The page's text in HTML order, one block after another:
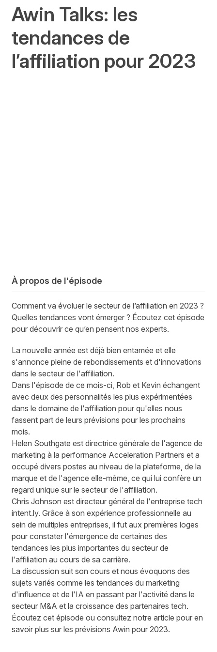
Awin Talks: les
tendances de
l’affiliation pour 2023
À propos de l'épisode
Comment va évoluer le secteur de l’affiliation en 2023 ?
Quelles tendances vont émerger ? Écoutez cet épisode
pour découvrir ce qu’en pensent nos experts.
La nouvelle année est déjà bien entamée et elle
s'annonce pleine de rebondissements et d'innovations
dans le secteur de l'affiliation.
Dans l'épisode de ce mois-ci, Rob et Kevin échangent
avec deux des personnalités les plus expérimentées
dans le domaine de l'affiliation pour qu'elles nous
fassent part de leurs prévisions pour les prochains
mois.
Helen Southgate est directrice générale de l'agence de
marketing à la performance Acceleration Partners et a
occupé divers postes au niveau de la plateforme, de la
marque et de l'agence elle-même, ce qui lui confère un
regard unique sur le secteur de l'affiliation.
Chris Johnson est directeur général de l'entreprise tech
intent.ly. Grâce à son expérience professionnelle au
sein de multiples entreprises, il fut aux premières loges
pour constater l'émergence de certaines des
tendances les plus importantes du secteur de
l'affiliation au cours de sa carrière.
La discussion suit son cours et nous évoquons des
sujets variés comme les tendances du marketing
d'influence et de l'IA en passant par l'activité dans le
secteur M&A et la croissance des partenaires tech.
Écoutez cet épisode ou consultez notre article pour en
savoir plus sur les prévisions Awin pour 2023.